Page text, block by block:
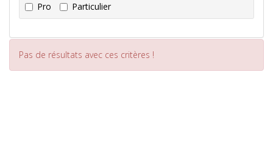
Pro Particulier
Pas de résultats avec ces critères !